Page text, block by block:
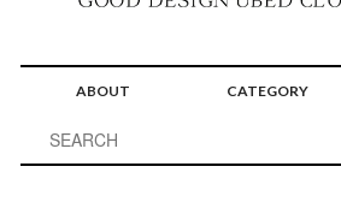
ABOUT CATEGORY